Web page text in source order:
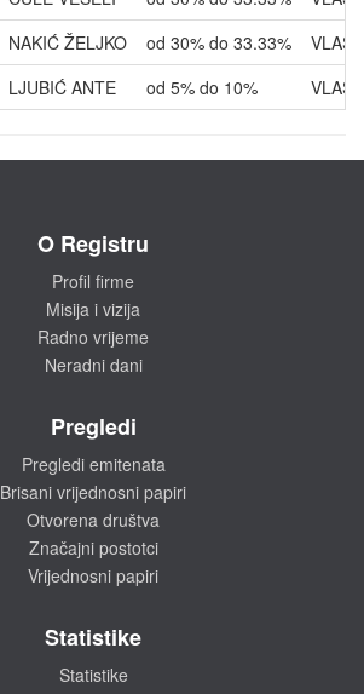
NAKIĆ ŽELJKO od 30% do 33.33%
LJUBIĆ ANTE od 5% do 10%
O Registru
Profil firme
Misija i vizija
Radno vrijeme
Neradni dani
Pregledi
Pregledi emitenata
Brisani vrijednosni papiri
Otvorena društva
Značajni postotci
Vrijednosni papiri
Statistike
Statistike